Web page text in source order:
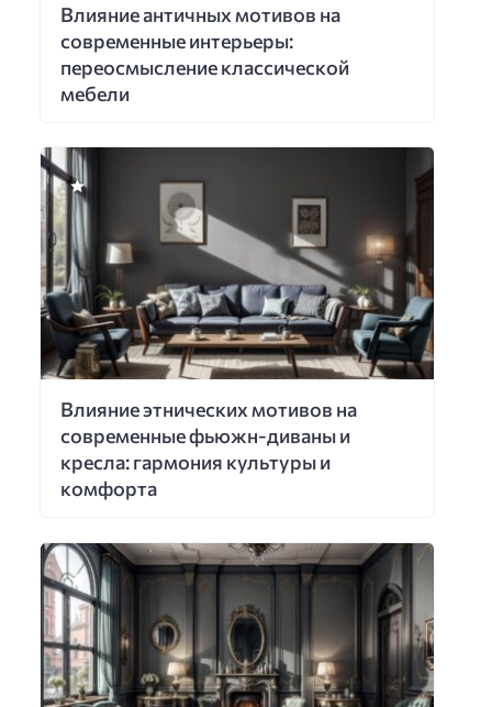
Влияние античных мотивов на
современные интерьеры:
переосмысление классической
мебели
Влияние этнических мотивов на
современные фьюжн-диваны и
кресла: гармония культуры и
комфорта